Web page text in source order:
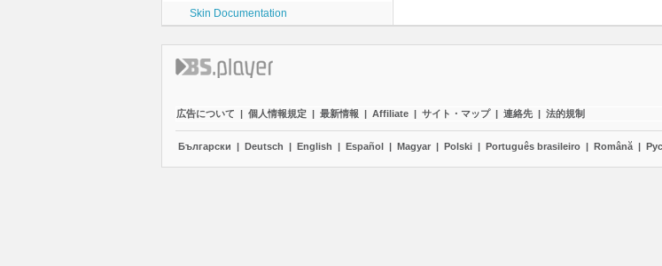
Skin Documentation
広告について | 個人情報規定 | 最新情報 | Affiliate | サイト・マップ | 連絡先 | 法的規制
Български | Deutsch | English | Español | Magyar | Polski | Português brasileiro | Română |